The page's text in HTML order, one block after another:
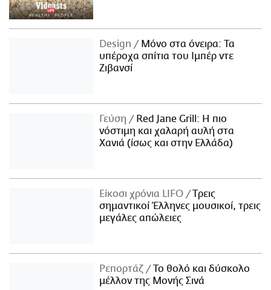
Design
Μόνο στα όνειρα: Τα
υπέροχα σπίτια του Ιμπέρ ντε
Ζιβανσί
Γεύση
Red Jane Grill: Η πιο
νόστιμη και χαλαρή αυλή στα
Χανιά (ίσως και στην Ελλάδα)
Είκοσι χρόνια LIFO
Tρεις
σημαντικοί Έλληνες μουσικοί, τρεις
μεγάλες απώλειες
Ρεπορτάζ
Το θολό και δύσκολο
μέλλον της Μονής Σινά